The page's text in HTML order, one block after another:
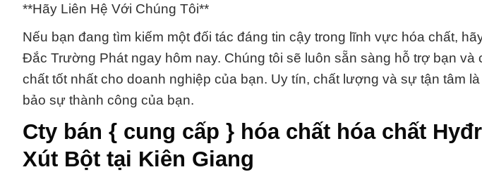
**Hãy Liên Hệ Với Chúng Tôi**
Nếu bạn đang tìm kiếm một đối tác đáng tin cậy trong lĩnh vực hóa chất,
Đắc Trường Phát ngay hôm nay. Chúng tôi sẽ luôn sẵn sàng hỗ trợ bạn
chất tốt nhất cho doanh nghiệp của bạn. Uy tín, chất lượng và sự tận tâm
bảo sự thành công của bạn.
Cty bán { cung cấp } hóa chất hóa chất
Xút Bột tại Kiên Giang